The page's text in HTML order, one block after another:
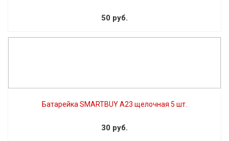
50 руб.
Батарейка SMARTBUY A23 щелочная 5 шт.
30 руб.